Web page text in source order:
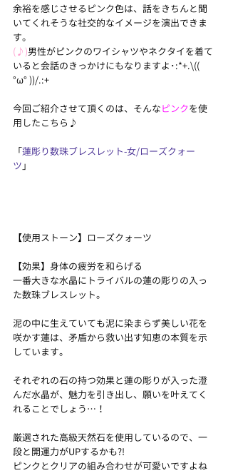
余裕を感じさせるピンク色は、話をきちんと聞
いてくれそうな社交的なイメージを演出できま
す。
(♪)男性がピンクのワイシャツやネクタイを着て
いると会話のきっかけにもなりますよ･:*+.\((
°ω° ))/.:+
今回ご紹介させて頂くのは、そんなピンクを使
用したこちら♪
「蓮彫り数珠ブレスレット-女/ローズクォー
ツ 」
【使用ストーン】ローズクォーツ
【効果】身体の疲労を和らげる
一番大きな水晶にトライバルの蓮の彫りの入っ
た数珠ブレスレット。
泥の中に生えていても泥に染まらず美しい花を
咲かす蓮は、矛盾から救い出す知恵の本質を示
しています。
それぞれの石の持つ効果と蓮の彫りが入った澄
んだ水晶が、魅力を引き出し、願いを叶えてく
れることでしょう…！
厳選された高級天然石を使用しているので、一
段と開運力がUPするかも?!
ピンクとクリアの組み合わせが可愛いですよね